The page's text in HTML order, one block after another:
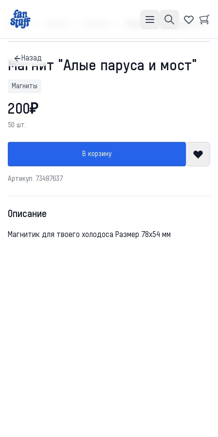
Главная Магнит "Алые паруса и мост"
Назад
Магнит "Алые паруса и мост"
Магниты
200₽
50 шт.
В корзину
Артикул: 73487637
Описание
Магнитик для твоего холодоса Размер 78х54 мм